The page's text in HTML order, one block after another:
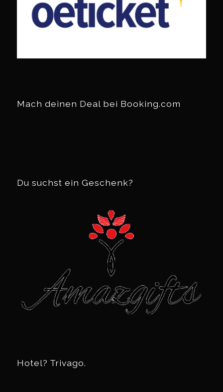
Mach deinen Deal bei Booking.com
Du suchst ein Geschenk?
Hotel? Trivago.